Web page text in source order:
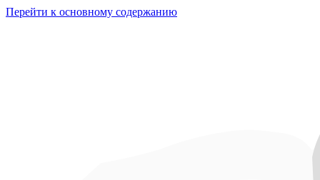
Перейти к основному содержанию